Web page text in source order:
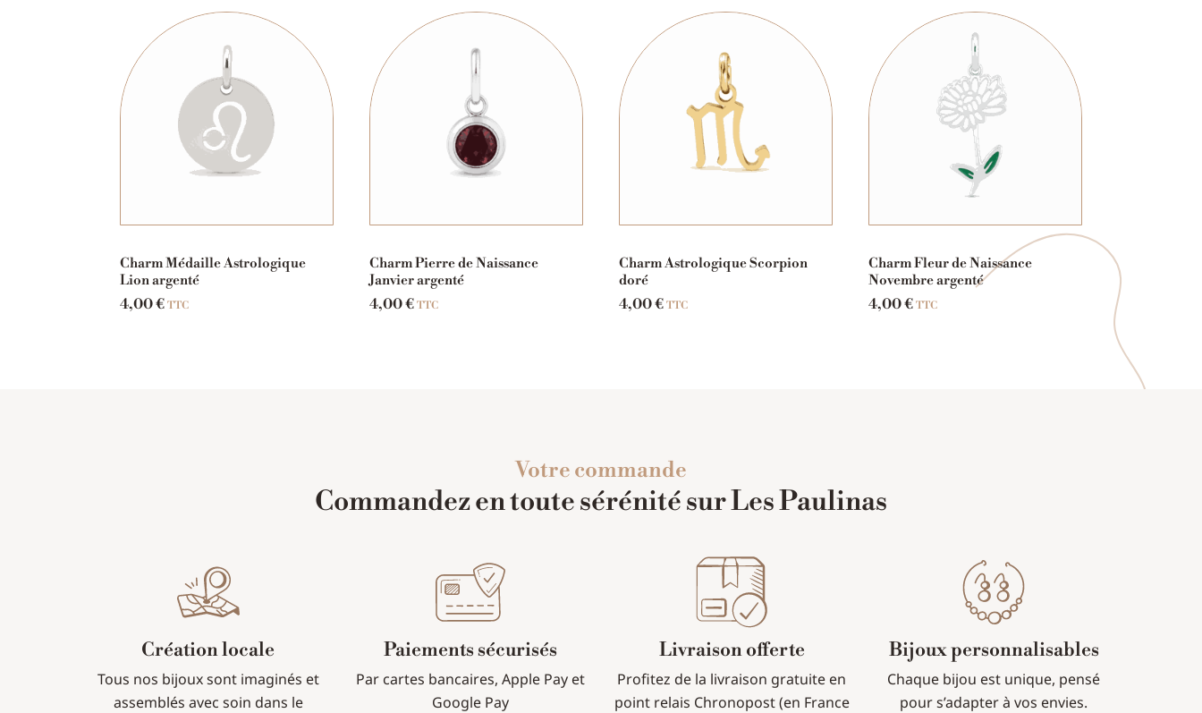
Charm Médaille Astrologique
Lion argenté
4,00€ TTC
Charm Pierre de Naissance
Janvier argenté
4,00€ TTC
Charm Astrologique Scorpion
doré
4,00€ TTC
Charm Fleur de Naissance
Novembre argenté
4,00€ TTC
Votre commande
Commandez en toute sérénité sur Les Paulinas
Création locale
Tous nos bijoux sont imaginés et
assemblés avec soin dans le
Paiements sécurisés
Par cartes bancaires, Apple Pay et
Google Pay
Livraison offerte
Profitez de la livraison gratuite en
point relais Chronopost (en France
Bijoux personnalisables
Chaque bijou est unique, pensé
pour s’adapter à vos envies.